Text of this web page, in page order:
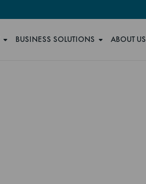
BUSINESS SOLUTIONS ABOUT US